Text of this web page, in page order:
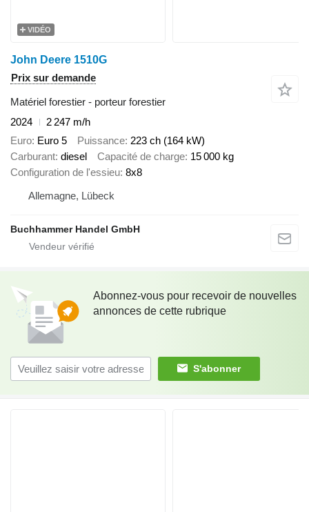
VIDÉO
John Deere 1510G
Prix sur demande
Matériel forestier - porteur forestier
2024
2 247 m/h
Euro Euro 5 Puissance 223 ch (164 kW)
Carburant diesel Capacité de charge 15 000 kg
Configuration de l'essieu 8x8
Allemagne, Lübeck
Buchhammer Handel GmbH
Abonnez-vous pour recevoir de nouvelles
annonces de cette rubrique
S'abonner